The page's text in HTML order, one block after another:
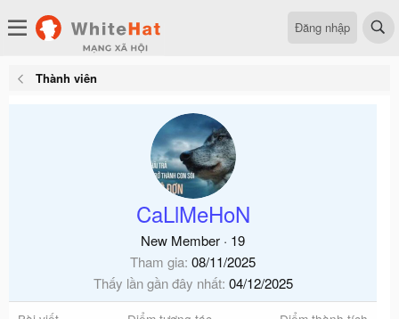
Đăng nhập
Thành viên
CaLlMeHoN
New Member · 19
Tham gia 08/11/2025
Thấy lần gần đây nhất 04/12/2025